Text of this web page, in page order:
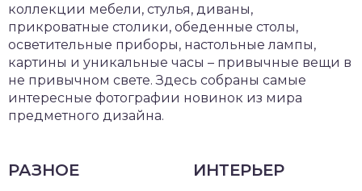
коллекции мебели, стулья, диваны,
прикроватные столики, обеденные столы,
осветительные приборы, настольные лампы,
картины и уникальные часы – привычные вещи в
не привычном свете. Здесь собраны самые
интересные фотографии новинок из мира
предметного дизайна.
РАЗНОЕ ИНТЕРЬЕР